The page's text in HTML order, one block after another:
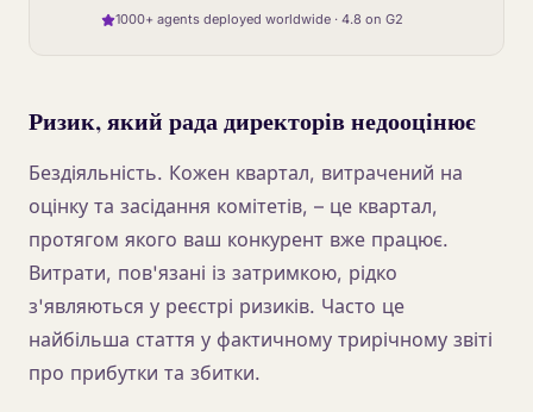
1000+ agents deployed worldwide · 4.8 on G2
Ризик, який рада директорів недооцінює
Бездіяльність. Кожен квартал, витрачений на
оцінку та засідання комітетів, – це квартал,
протягом якого ваш конкурент вже працює.
Витрати, пов'язані із затримкою, рідко
з'являються у реєстрі ризиків. Часто це
найбільша стаття у фактичному трирічному звіті
про прибутки та збитки.